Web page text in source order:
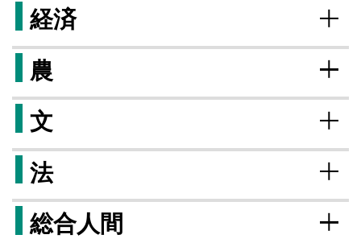
経済
農
文
法
総合人間